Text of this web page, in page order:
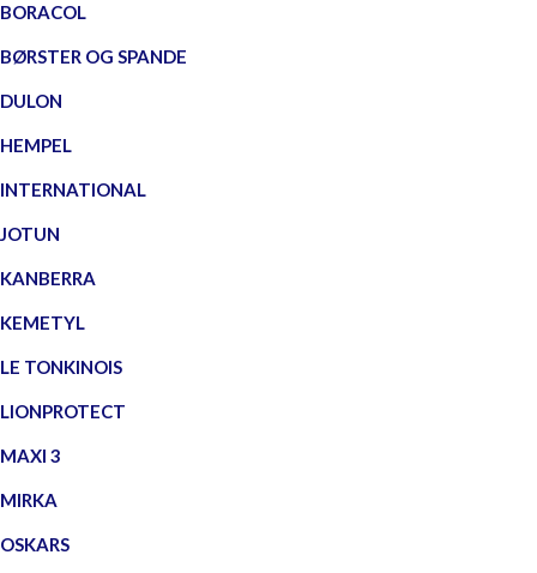
BORACOL
BØRSTER OG SPANDE
DULON
HEMPEL
INTERNATIONAL
JOTUN
KANBERRA
KEMETYL
LE TONKINOIS
LIONPROTECT
MAXI 3
MIRKA
OSKARS